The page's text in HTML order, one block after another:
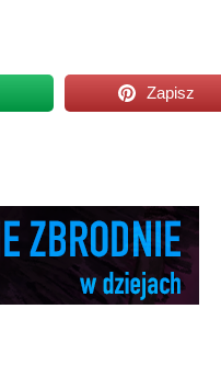
Zapisz